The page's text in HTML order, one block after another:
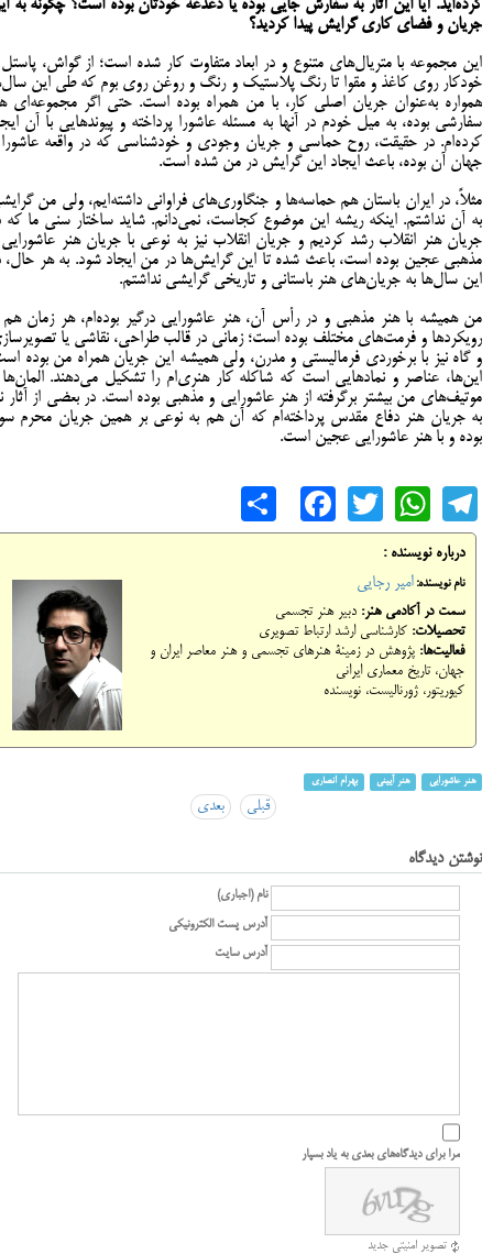
کرده‌اید. آیا این آثار به سفارش جایی بوده یا دغدغه خودتان بوده است؟ چگونه به
جریان و فضای کاری گرایش پیدا کردید؟
این مجموعه با متریال‌های متنوع و در ابعاد متفاوت کار شده است؛ از گواش،
خودکار روی کاغذ و مقوا تا رنگ پلاستیک و رنگ و روغن روی بوم که طی این
همواره به‌عنوان جریان اصلی کار، با من همراه بوده است. حتی اگر مجموعه‌ای
سفارشی بوده، به میل خودم در آنها به مسئله عاشورا پرداخته‌ و پیوندهایی با آن
کرده‌ام. در حقیقت، روح حماسی و جریان وجودی و خودشناسی که در واقعه
جهان آن بوده، باعث ایجاد این گرایش در من شده است.
مثلاً، در ایران باستان هم حماسه‌ها و جنگاوری‌های فراوانی داشته‌ایم، ولی من
به آن نداشتم. اینکه ریشه این موضوع کجاست، نمی‌دانم. شاید ساختار سنی ما که
جریان هنر انقلاب رشد کردیم و جریان انقلاب نیز به نوعی با جریان هنر
مذهبی عجین بوده است، باعث شده تا این گرایش‌ها در من ایجاد شود. به‌ هر حال،
این سال‌ها به جریان‌های هنر باستانی و تاریخی گرایشی نداشتم.
من همیشه با هنر مذهبی و در رأس آن، هنر عاشورایی درگیر بوده‌ام، هر زمان هم
رویکردها و فرمت‌های مختلف بوده است؛ زمانی در قالب طراحی، نقاشی یا
و گاه نیز با برخوردی فرمالیستی و مدرن، ولی همیشه این جریان همراه من بوده
این‌ها، عناصر و نمادهایی است که شاکله کار هنری‌ام را تشکیل می‌دهند.
موتیف‌های من بیشتر برگرفته از هنر عاشورایی و مذهبی بوده است. در بعضی از آثار
به جریان هنر دفاع مقدس پرداخته‌ام که آن‌ هم به نوعی بر همین جریان محرم
بوده و با هنر عاشورایی عجین است.
Telegram
WhatsApp
Twitter
Facebook
درباره نویسنده :
نام نویسنده: امیر رجایی
سمت در آکادمی هنر: دبیر هنر تجسمی
تحصیلات: کارشناسی ارشد ارتباط تصویری
فعالیت‌ها: پژوهش در زمینۀ هنرهای تجسمی و هنر معاصر ایران و
جهان، تاریخ معماری ایرانی
کیوریتور، ژورنالیست، نویسنده
هنر عاشورایی هنر آیینی بهرام انصاری
قبلی بعدی
نوشتن دیدگاه
نام (اجباری)
آدرس پست الکترونیکی
آدرس سایت
مرا برای دیدگاه‌های بعدی به یاد بسپار
تصویر امنیتی جدید